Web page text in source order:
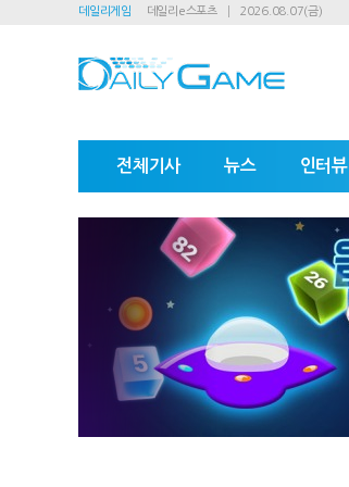
데일리게임 데일리e스포츠 2026.08.07(금)
전체기사 뉴스 인터뷰